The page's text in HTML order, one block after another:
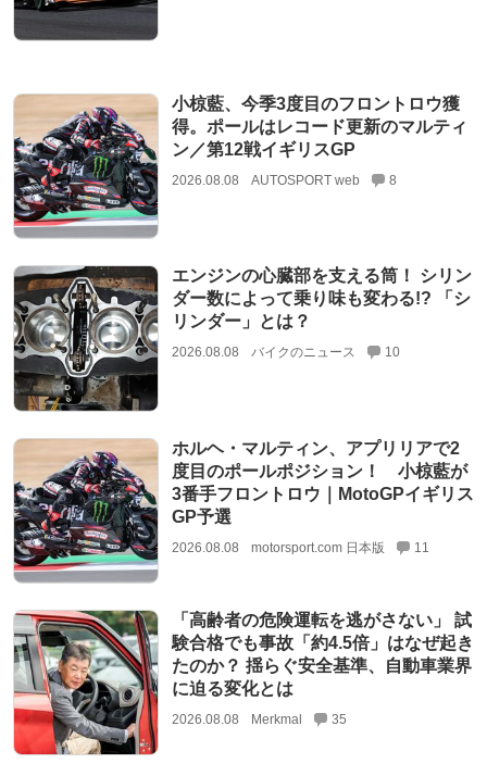
小椋藍、今季3度目のフロントロウ獲
得。ポールはレコード更新のマルティ
ン／第12戦イギリスGP
2026.08.08 AUTOSPORT web 8
エンジンの心臓部を支える筒！ シリン
ダー数によって乗り味も変わる!? 「シ
リンダー」とは？
2026.08.08 バイクのニュース 10
ホルヘ・マルティン、アプリリアで2
度目のポールポジション！ 小椋藍が
3番手フロントロウ｜MotoGPイギリス
GP予選
2026.08.08 motorsport.com 日本版 11
「高齢者の危険運転を逃がさない」 試
験合格でも事故「約4.5倍」はなぜ起き
たのか？ 揺らぐ安全基準、自動車業界
に迫る変化とは
2026.08.08 Merkmal 35